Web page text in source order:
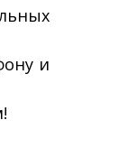
и